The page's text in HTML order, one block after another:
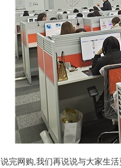
说完网购,我们再说说与大家生活